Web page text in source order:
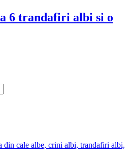
6 trandafiri albi si o